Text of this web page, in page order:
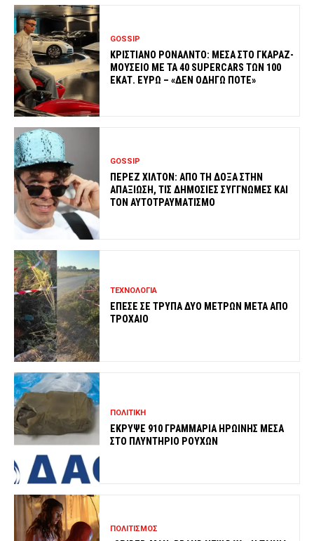
GOSSIP
ΚΡΙΣΤΙΑΝΟ ΡΟΝΑΛΝΤΟ: ΜΕΣΑ ΣΤΟ ΓΚΑΡΑΖ-
ΜΟΥΣΕΙΟ ΜΕ ΤΑ 40 SUPERCARS ΤΩΝ 100
ΕΚΑΤ. ΕΥΡΩ – «ΔΕΝ ΟΔΗΓΩ ΠΟΤΕ»
GOSSIP
ΠΕΡΕΖ ΧΙΛΤΟΝ: ΑΠΟ ΤΗ ΔΟΞΑ ΣΤΗΝ
ΑΠΑΞΙΩΣΗ, ΤΙΣ ΔΗΜΟΣΙΕΣ ΣΥΓΓΝΩΜΕΣ ΚΑΙ
ΤΟΝ ΑΥΤΟΤΡΑΥΜΑΤΙΣΜΟ
ΤΕΧΝΟΛΟΓΙΑ
ΕΠΕΣΕ ΣΕ ΤΡΥΠΑ ΔΥΟ ΜΕΤΡΩΝ ΜΕΤΑ ΑΠΟ
ΤΡΟΧΑΙΟ
ΠΟΛΙΤΙΚΗ
ΕΚΡΥΨΕ 910 ΓΡΑΜΜΑΡΙΑ ΗΡΩΙΝΗΣ ΜΕΣΑ
ΣΤΟ ΠΛΥΝΤΗΡΙΟ ΡΟΥΧΩΝ
ΠΟΛΙΤΙΣΜΟΣ